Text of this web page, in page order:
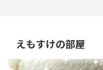
えもすけの部屋